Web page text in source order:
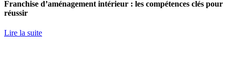
Franchise d’aménagement intérieur : les compétences clés pour
réussir
Lire la suite